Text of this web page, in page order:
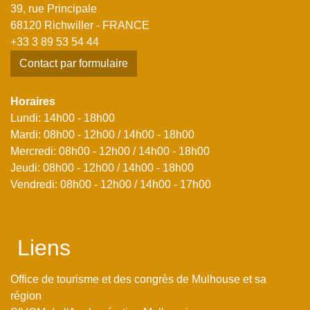
39, rue Principale
68120 Richwiller - FRANCE
+33 3 89 53 54 44
Contact par formulaire
Horaires
Lundi: 14h00 - 18h00
Mardi: 08h00 - 12h00 / 14h00 - 18h00
Mercredi: 08h00 - 12h00 / 14h00 - 18h00
Jeudi: 08h00 - 12h00 / 14h00 - 18h00
Vendredi: 08h00 - 12h00 / 14h00 - 17h00
Liens
Office de tourisme et des congrès de Mulhouse et sa
région